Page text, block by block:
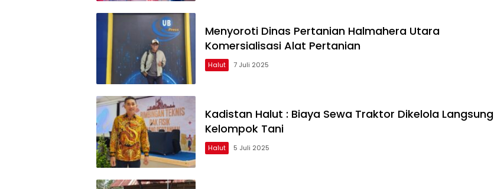
Menyoroti Dinas Pertanian Halmahera Utara
Komersialisasi Alat Pertanian
Halut 7 Juli 2025
Kadistan Halut : Biaya Sewa Traktor Dikelola Langsung
Kelompok Tani
Halut 5 Juli 2025